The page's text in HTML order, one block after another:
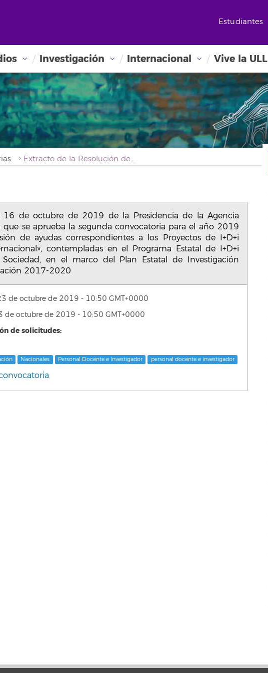
Estudiantes
Investigación Internacional Vive la ULL
Extracto de la Resolución de 16 de octubre de 2019 de la Presidencia de la Agencia Estatal de Investigación por la que se aprueba la segunda convocatoria para el año 2019 del procedimiento de concesión de ayudas correspondientes a los Proyectos de I+D+i «Programación Conjunta Internacional», contempladas en el Programa Estatal de I+D+i Orientada a los Retos de la Sociedad, en el marco del Plan Estatal de Investigación Científica y Técnica y de Innovación 2017-2020
16 de octubre de 2019 de la Presidencia de la Agencia
que se aprueba la segunda convocatoria para el año 2019
de ayudas correspondientes a los Proyectos de I+D+i
contempladas en el Programa Estatal de I+D+i
en el marco del Plan Estatal de Investigación
2017-2020
de octubre de 2019 - 10:50 GMT+0000
de octubre de 2019 - 10:50 GMT+0000
de solicitudes:
Nacionales Personal Docente e Investigador personal docente e investigador